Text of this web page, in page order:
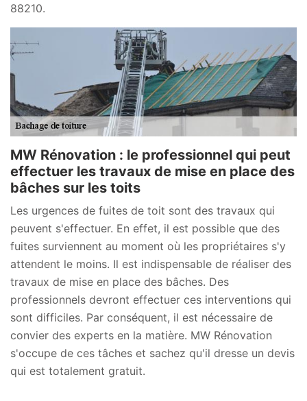
88210.
MW Rénovation : le professionnel qui peut
effectuer les travaux de mise en place des
bâches sur les toits
Les urgences de fuites de toit sont des travaux qui
peuvent s'effectuer. En effet, il est possible que des
fuites surviennent au moment où les propriétaires s'y
attendent le moins. Il est indispensable de réaliser des
travaux de mise en place des bâches. Des
professionnels devront effectuer ces interventions qui
sont difficiles. Par conséquent, il est nécessaire de
convier des experts en la matière. MW Rénovation
s'occupe de ces tâches et sachez qu'il dresse un devis
qui est totalement gratuit.